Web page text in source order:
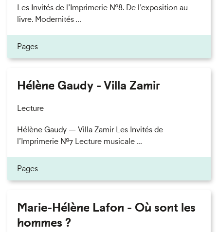
Les Invités de l’Imprimerie n°8. De l’exposition au
livre. Modernités ...
Pages
Hélène Gaudy - Villa Zamir
Lecture
Hélène Gaudy — Villa Zamir Les Invités de
l’Imprimerie n°7 Lecture musicale ...
Pages
Marie-Hélène Lafon - Où sont les
hommes ?